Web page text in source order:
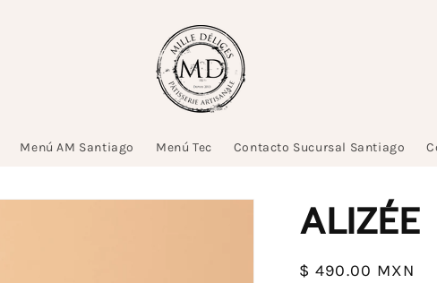
Menú AM Santiago Menú Tec Contacto Sucursal Santiago
ALIZÉE
Precio
$ 490.00 MXN